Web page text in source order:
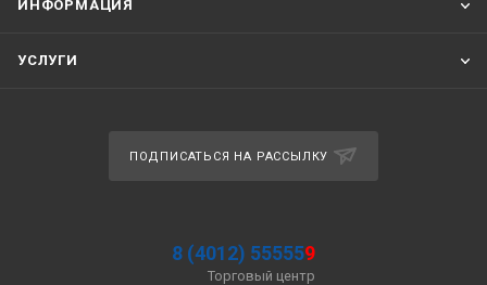
ИНФОРМАЦИЯ
УСЛУГИ
ПОДПИСАТЬСЯ НА РАССЫЛКУ
8 (4012) 555559
Торговый центр